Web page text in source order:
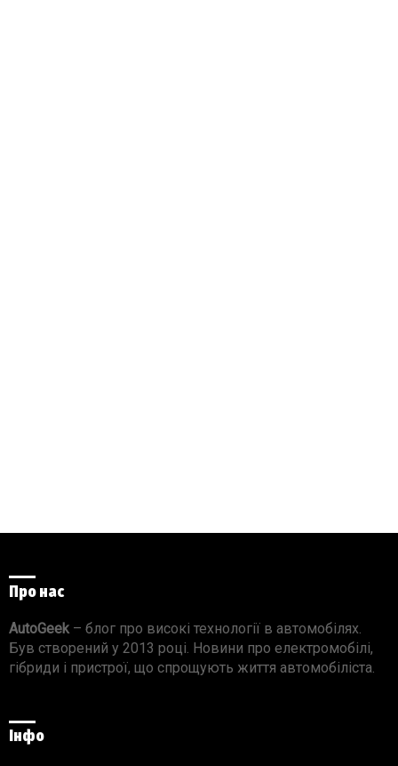
Про нас
AutoGeek – блог про високі технології в автомобілях.
Був створений у 2013 році. Новини про електромобілі,
гібриди і пристрої, що спрощують життя автомобіліста.
Інфо